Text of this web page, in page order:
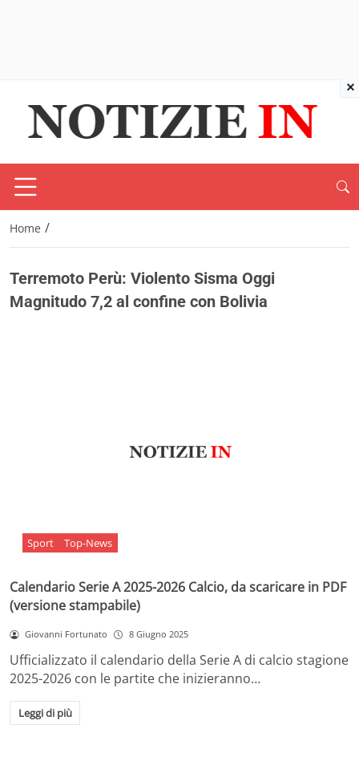
Home /
Terremoto Perù: Violento Sisma Oggi
Magnitudo 7,2 al confine con Bolivia
Sport Top-News
Calendario Serie A 2025-2026 Calcio, da scaricare in PDF
(versione stampabile)
Giovanni Fortunato 8 Giugno 2025
Ufficializzato il calendario della Serie A di calcio stagione
2025-2026 con le partite che inizieranno…
Leggi di più
×